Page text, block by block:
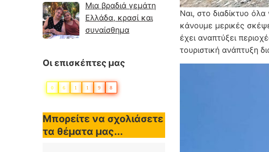
Μια βραδιά γεμάτη
Ελλάδα, κρασί και
συναίσθημα
Οι επισκέπτες μας
0 6 1 1 9 8
Μπορείτε να σχολιάσετε
τα θέματα μας...
Ναι, στο διαδίκτυο
κάνουμε μερικές
έχει αναπτύξει
τουριστική ανάπτυξη